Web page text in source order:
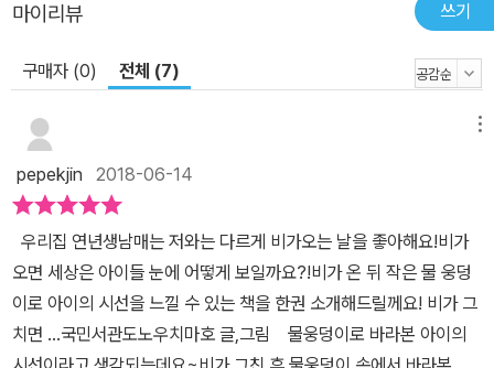
마이리뷰 쓰기
구매자 (0) 전체 (7)
pepekjin 2018-06-14
우리집 연년생남매는 저와는 다르게 비가오는 날을 좋아해요!비가
오면 세상은 아이들 눈에 어떻게 보일까요?!비가 온 뒤 작은 물 웅덩
이로 아이의 시선을 느낄 수 있는 책을 한권 소개해드릴께요! 비가 그
치면 …국민서관도노우치마호 글,그림 물웅덩이로 바라본 아이의